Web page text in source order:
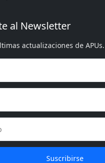
al Newsletter
actualizaciones de APUs.
Suscribirse